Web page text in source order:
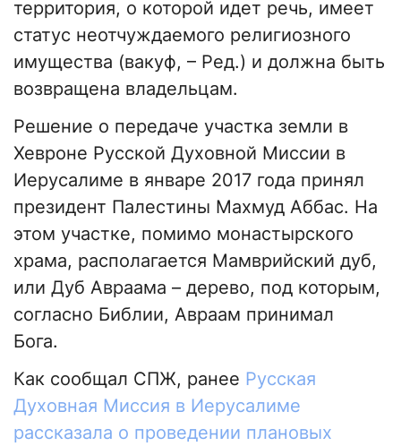
территория, о которой идет речь, имеет
статус неотчуждаемого религиозного
имущества (вакуф, – Ред.) и должна быть
возвращена владельцам.
Решение о передаче участка земли в
Хевроне Русской Духовной Миссии в
Иерусалиме в январе 2017 года принял
президент Палестины Махмуд Аббас. На
этом участке, помимо монастырского
храма, располагается Мамврийский дуб,
или Дуб Авраама – дерево, под которым,
согласно Библии, Авраам принимал
Бога.
Как сообщал СПЖ, ранее Русская
Духовная Миссия в Иерусалиме
рассказала о проведении плановых